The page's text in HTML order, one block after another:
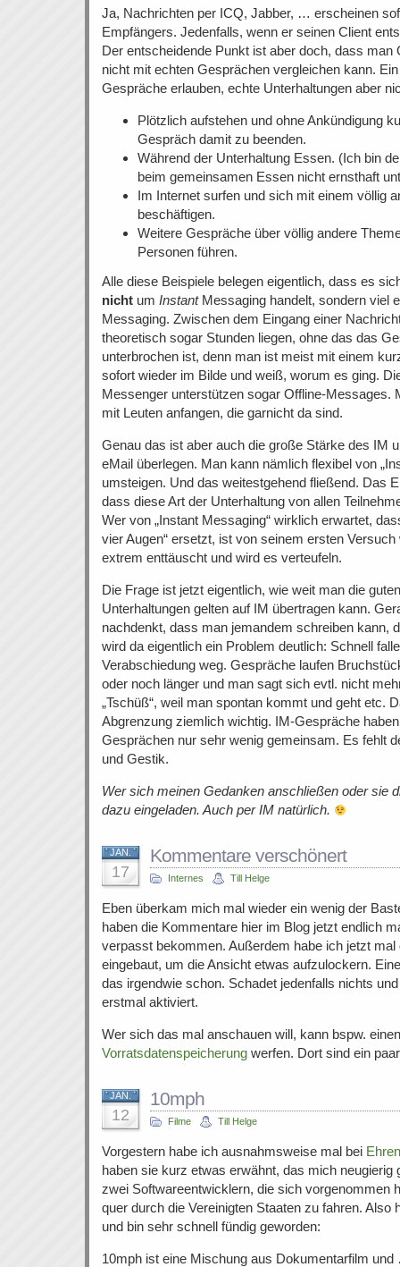
Ja, Nachrichten per ICQ, Jabber, … erscheinen
Empfängers. Jedenfalls, wenn er seinen Client
Der entscheidende Punkt ist aber doch, dass man
nicht mit echten Gesprächen vergleichen kann.
Gespräche erlauben, echte Unterhaltungen aber
Plötzlich aufstehen und ohne Ankündigung
Gespräch damit zu beenden.
Während der Unterhaltung Essen. (Ich bin
beim gemeinsamen Essen nicht ernsthaft
Im Internet surfen und sich mit einem völlig
beschäftigen.
Weitere Gespräche über völlig andere
Personen führen.
Alle diese Beispiele belegen eigentlich, dass es
nicht um InstantMessaging handelt, sondern viel
Messaging. Zwischen dem Eingang einer
theoretisch sogar Stunden liegen, ohne das das
unterbrochen ist, denn man ist meist mit einem
sofort wieder im Bilde und weiß, worum es ging.
Messenger unterstützen sogar Offline-Messages.
mit Leuten anfangen, die garnicht da sind.
Genau das ist aber auch die große Stärke des IM
eMail überlegen. Man kann nämlich flexibel von
umsteigen. Und das weitestgehend fließend. Das
dass diese Art der Unterhaltung von allen
Wer von „Instant Messaging“ wirklich erwartet,
vier Augen“ ersetzt, ist von seinem ersten
extrem enttäuscht und wird es verteufeln.
Die Frage ist jetzt eigentlich, wie weit man die
Unterhaltungen gelten auf IM übertragen kann.
nachdenkt, dass man jemandem schreiben kann,
wird da eigentlich ein Problem deutlich: Schnell
Verabschiedung weg. Gespräche laufen
oder noch länger und man sagt sich evtl. nicht
„Tschüß“, weil man spontan kommt und geht etc.
Abgrenzung ziemlich wichtig. IM-Gespräche
Gesprächen nur sehr wenig gemeinsam. Es fehlt
und Gestik.
Wer sich meinen Gedanken anschließen oder sie
dazu eingeladen. Auch per IM natürlich.
JAN.
17
Kommentare verschönert
Internes Till Helge
Eben überkam mich mal wieder ein wenig der
haben die Kommentare hier im Blog jetzt endlich
verpasst bekommen. Außerdem habe ich jetzt
eingebaut, um die Ansicht etwas aufzulockern.
das irgendwie schon. Schadet jedenfalls nichts
erstmal aktiviert.
Wer sich das mal anschauen will, kann bspw.
Vorratsdatenspeicherung werfen. Dort sind ein
JAN.
12
10mph
Filme Till Helge
Vorgestern habe ich ausnahmsweise mal bei
haben sie kurz etwas erwähnt, das mich neugierig
zwei Softwareentwicklern, die sich vorgenommen
quer durch die Vereinigten Staaten zu fahren. Also
und bin sehr schnell fündig geworden:
10mph ist eine Mischung aus Dokumentarfilm